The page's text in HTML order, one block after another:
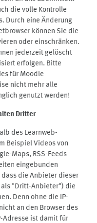
die volle Kontrolle
Durch eine Änderung
können Sie die
oder einschränken.
jederzeit gelöscht
erfolgen. Bitte
für Moodle
nicht mehr alle
genutzt werden!
Dritter
des Learnweb-
Beispiel Videos von
Maps, RSS-Feeds
eingebunden
die Anbieter dieser
"Dritt-Anbieter") die
Denn ohne die IP-
an den Browser des
Adresse ist damit für